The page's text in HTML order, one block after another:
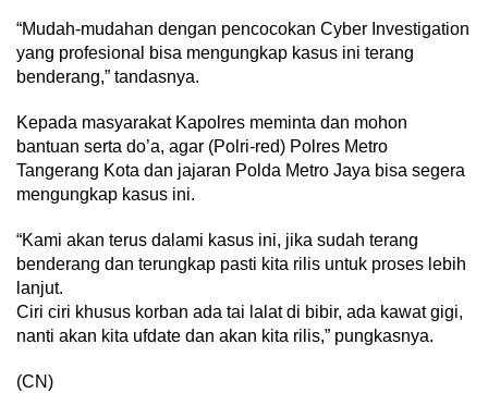
“Mudah-mudahan dengan pencocokan Cyber Investigation
yang profesional bisa mengungkap kasus ini terang
benderang,” tandasnya.
Kepada masyarakat Kapolres meminta dan mohon
bantuan serta do’a, agar (Polri-red) Polres Metro
Tangerang Kota dan jajaran Polda Metro Jaya bisa segera
mengungkap kasus ini.
“Kami akan terus dalami kasus ini, jika sudah terang
benderang dan terungkap pasti kita rilis untuk proses lebih
lanjut.
Ciri ciri khusus korban ada tai lalat di bibir, ada kawat gigi,
nanti akan kita ufdate dan akan kita rilis,” pungkasnya.
(CN)